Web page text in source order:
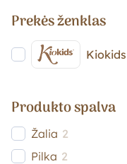
Prekės ženklas
Kiokids
Produkto spalva
Žalia 2
Pilka 2